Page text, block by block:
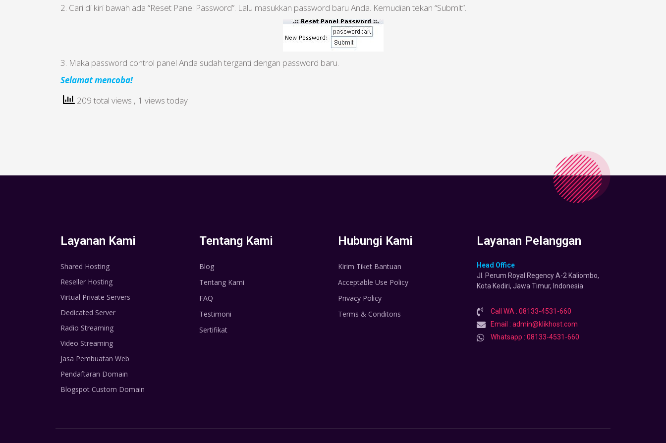
2. Cari di kiri bawah ada “Reset Panel Password”. Lalu masukkan password baru Anda. Kemudian tekan “Submit”.
3. Maka password control panel Anda sudah terganti dengan password baru.
Selamat mencoba!
209 total views , 1 views today
Layanan Kami
Shared Hosting
Reseller Hosting
Virtual Private Servers
Dedicated Server
Radio Streaming
Video Streaming
Jasa Pembuatan Web
Pendaftaran Domain
Blogspot Custom Domain
Tentang Kami
Blog
Tentang Kami
FAQ
Testimoni
Sertifikat
Hubungi Kami
Kirim Tiket Bantuan
Acceptable Use Policy
Privacy Policy
Terms & Conditons
Layanan Pelanggan
Head Office
Jl. Perum Royal Regency A-2 Kaliombo,
Kota Kediri, Jawa Timur, Indonesia
Call WA : 08133-4531-660
Email : admin@klikhost.com
Whatsapp : 08133-4531-660